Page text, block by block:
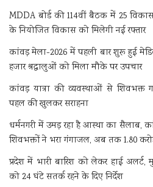
MDDA बोर्ड की 114वीं बैठक में 25 विकास
के नियोजित विकास को मिलेगी नई रफ्तार
कांवड़ मेला-2026 में पहली बार शुरू हुई
हजार श्रद्धालुओं को मिला मौके पर उपचार
कांवड़ यात्रा की व्यवस्थाओं से शिवभक्त
पहल की खुलकर सराहना
धर्मनगरी में उमड़ रहा है आस्था का सैलाब,
शिवभक्तों ने भरा गंगाजल, अब तक 1.80 करोड़
प्रदेश में भारी बारिश को लेकर हाई
को 24 घंटे सतर्क रहने के दिए निर्देश